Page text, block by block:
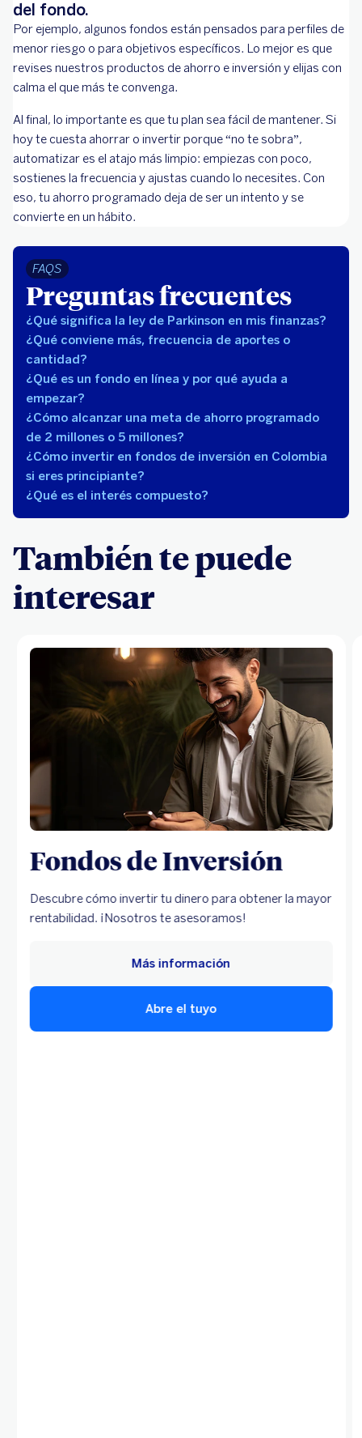
del fondo.
Por ejemplo, algunos fondos están pensados para perfiles de
menor riesgo o para objetivos específicos. Lo mejor es que
revises nuestros productos de ahorro e inversión y elijas con
calma el que más te convenga.
Al final, lo importante es que tu plan sea fácil de mantener. Si
hoy te cuesta ahorrar o invertir porque “no te sobra”,
automatizar es el atajo más limpio: empiezas con poco,
sostienes la frecuencia y ajustas cuando lo necesites. Con
eso, tu ahorro programado deja de ser un intento y se
convierte en un hábito.
FAQS
Preguntas frecuentes
¿Qué significa la ley de Parkinson en mis finanzas?
¿Qué conviene más, frecuencia de aportes o
cantidad?
¿Qué es un fondo en línea y por qué ayuda a
empezar?
¿Cómo alcanzar una meta de ahorro programado
de 2 millones o 5 millones?
¿Cómo invertir en fondos de inversión en Colombia
si eres principiante?
¿Qué es el interés compuesto?
También te puede
interesar
Fondos de Inversión
Descubre cómo invertir tu dinero para obtener la mayor
rentabilidad. ¡Nosotros te asesoramos!
Abre el tuyo
Más información